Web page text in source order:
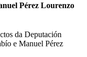
Pérez Lourenzo
da Deputación
e Manuel Pérez